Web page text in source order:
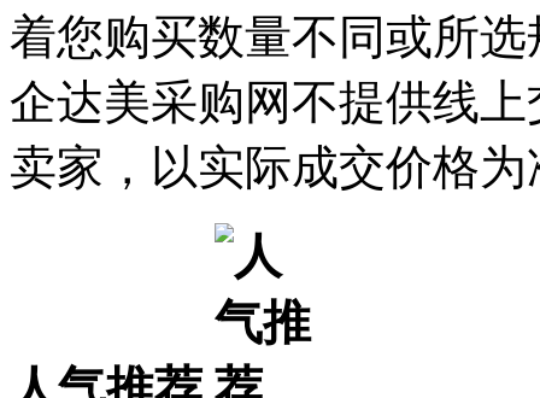
着您购买数量不同或所
企达美采购网不提供线
卖家，以实际成交价格为